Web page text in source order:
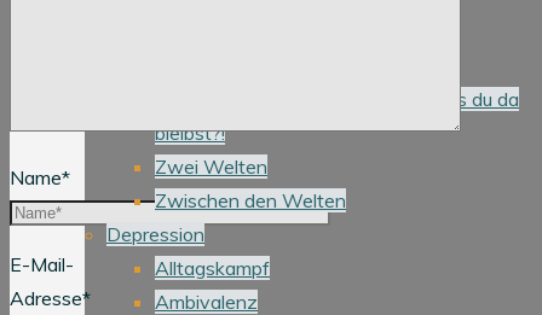
Wie kann ich darauf vertrauen, dass du da
bleibst?!
Zwei Welten
Zwischen den Welten
Depression
Alltagskampf
Ambivalenz
Name*
E-Mail-
Adresse*